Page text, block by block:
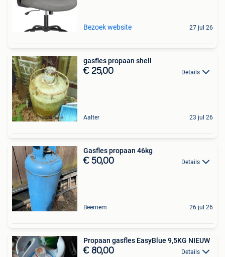
Bezoek website 27 jul 26
gasfles propaan shell
€ 25,00 Details
Aalter 23 jul 26
Gasfles propaan 46kg
€ 50,00 Details
Beernem 26 jul 26
Propaan gasfles EasyBlue 9,5KG NIEUW
€ 80,00 Details